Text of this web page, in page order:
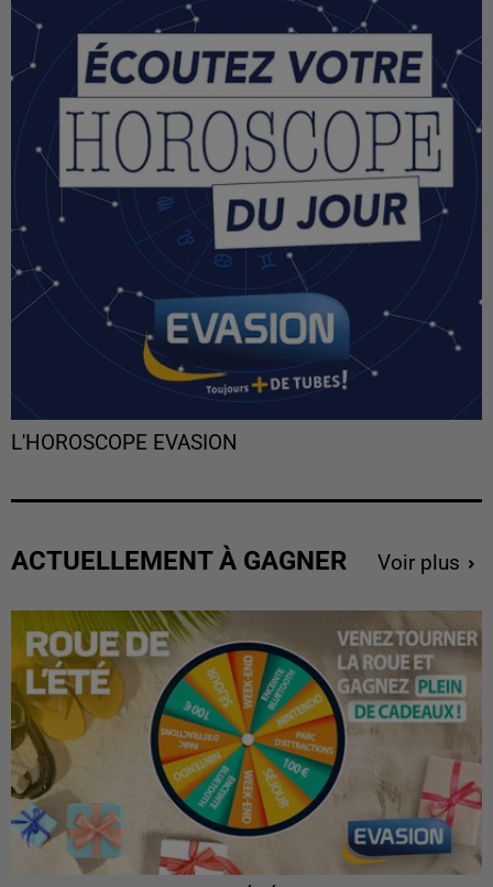
L'HOROSCOPE EVASION
ACTUELLEMENT À GAGNER Voir plus